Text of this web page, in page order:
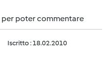
per poter commentare
Iscritto : 18.02.2010